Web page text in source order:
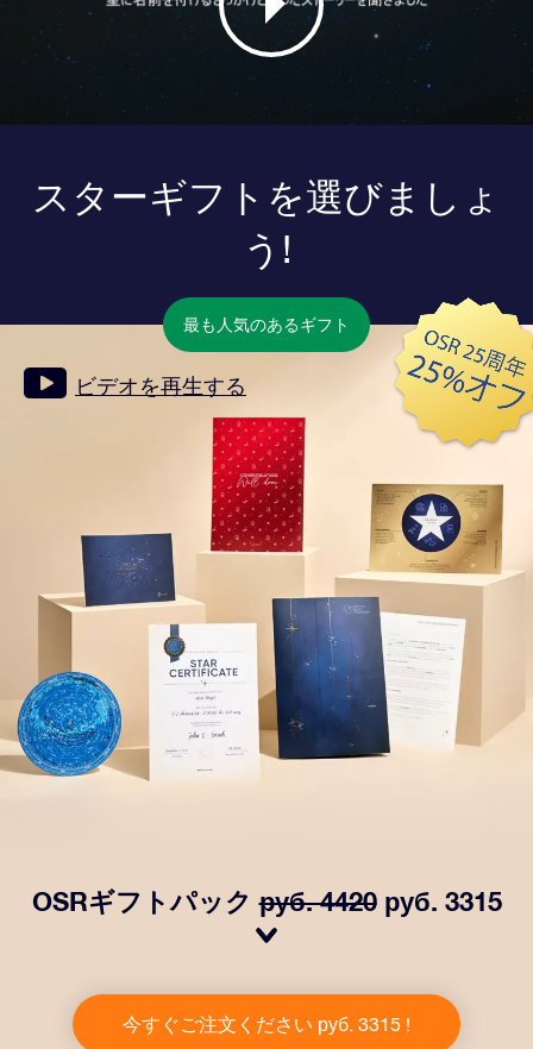
スターギフトを選びましょ
う!
最も人気のあるギフト
ビデオを再生する
OSRギフトパックруб. 4420 руб. 3315
所に送付される美しい封筒とカスタマイズされたドキュ
メント、デジタルドキュメントが含まれている他、弊社
今すぐご注文ください руб. 3315 !